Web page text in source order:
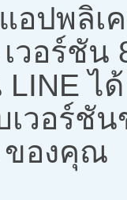
ปพลิเ
วอร์ชั
ได้
วอร์ชั
ของคุณ